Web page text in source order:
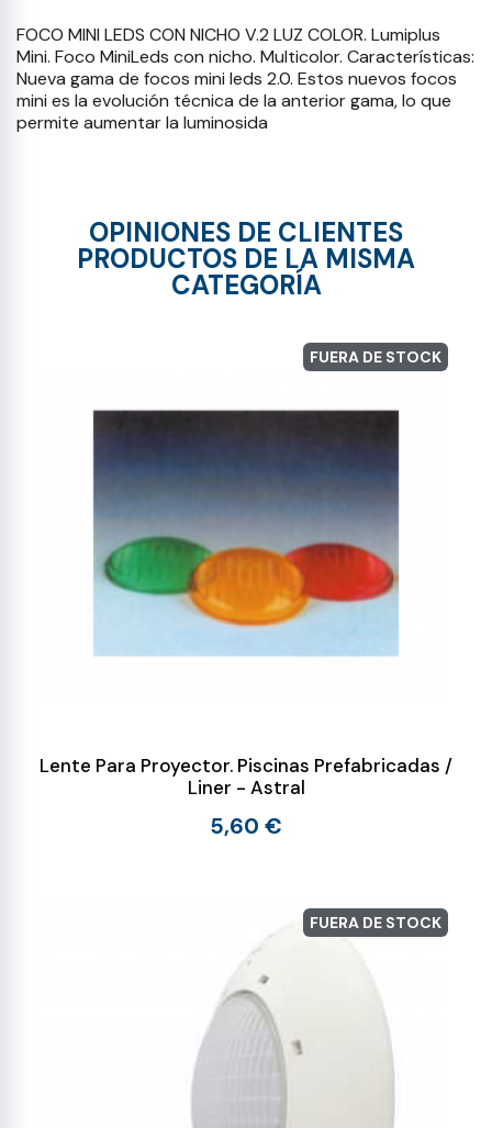
FOCO MINI LEDS CON NICHO V.2 LUZ COLOR. Lumiplus
Mini. Foco MiniLeds con nicho. Multicolor. Características:
Nueva gama de focos mini leds 2.0. Estos nuevos focos
mini es la evolución técnica de la anterior gama, lo que
permite aumentar la luminosida
OPINIONES DE CLIENTES
PRODUCTOS DE LA MISMA
CATEGORÍA
FUERA DE STOCK
Lente Para Proyector. Piscinas Prefabricadas /
Liner - Astral
5,60 €
FUERA DE STOCK